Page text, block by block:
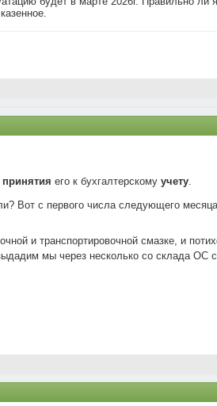
принятия его к бухгалтерскому учету.
Вот с первого числа следующего
и транспортировочной смазке, и
мы через несколько со склада ОС